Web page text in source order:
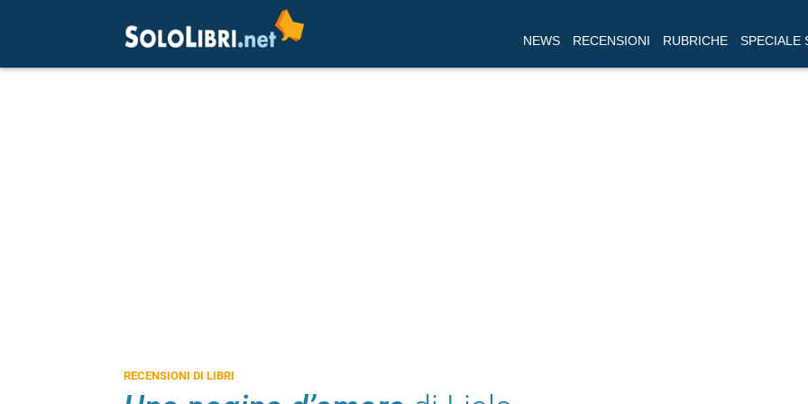
NEWS RECENSIONI RUBRICHE SPECIALE
RECENSIONI DI LIBRI